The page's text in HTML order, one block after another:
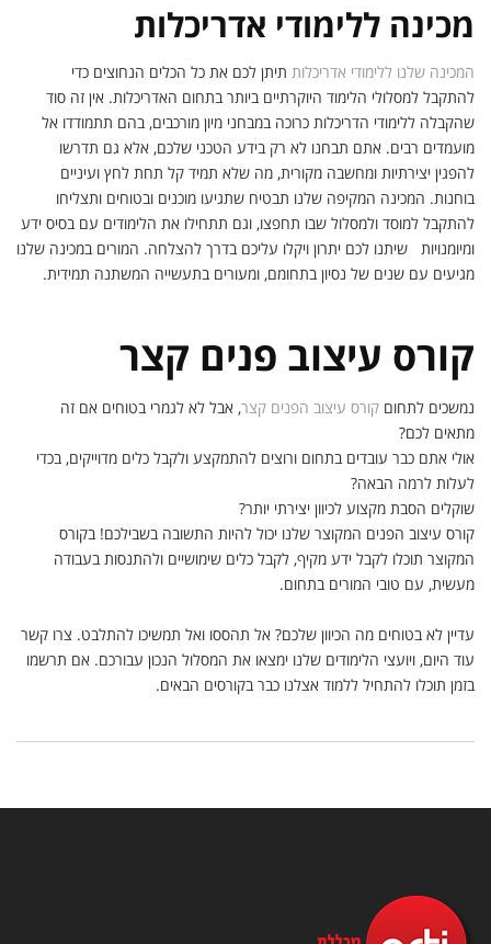
מכינה ללימודי אדריכלות
המכינה שלנו ללימודי אדריכלות תיתן לכם את כל הכלים הנחוצים כדי
להתקבל למסלולי הלימוד היוקרתיים ביותר בתחום האדריכלות. אין זה סוד
שהקבלה ללימודי הדריכלות כרוכה במבחני מיון מורכבים, בהם תתמודדו אל
מועמדים רבים. אתם תבחנו לא רק בידע הטכני שלכם, אלא גם תדרשו
להפגין יצירתיות ומחשבה מקורית, מה שלא תמיד קל תחת לחץ ועיניים
בוחנות. המכינה המקיפה שלנו תבטיח שתגיעו מוכנים ובטוחים ותצליחו
להתקבל למוסד ולמסלול שבו תחפצו, וגם תתחילו את הלימודים עם בסיס ידע
ומיומנויות שיתנו לכם יתרון ויקלו עליכם בדרך להצלחה. המורים במכינה שלנו
מגיעים עם שנים של נסיון בתחומם, ומעורים בתעשייה המשתנה תמידית.
קורס עיצוב פנים קצר
נמשכים לתחום קורס עיצוב הפנים קצר, אבל לא לגמרי בטוחים אם זה
מתאים לכם?
אולי אתם כבר עובדים בתחום ורוצים להתמקצע ולקבל כלים מדוייקים, בכדי
לעלות לרמה הבאה?
שוקלים הסבת מקצוע לכיוון יצירתי יותר?
קורס עיצוב הפנים המקוצר שלנו יכול להיות התשובה בשבילכם! בקורס
המקוצר תוכלו לקבל ידע מקיף, לקבל כלים שימושיים ולהתנסות בעבודה
מעשית, עם טובי המורים בתחום.
עדיין לא בטוחים מה הכיוון שלכם? אל תהססו ואל תמשיכו להתלבט. צרו קשר
עוד היום, ויועצי הלימודים שלנו ימצאו את המסלול הנכון עבורכם. אם תרשמו
בזמן תוכלו להתחיל ללמוד אצלנו כבר בקורסים הבאים.